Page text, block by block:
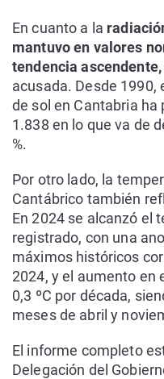
En cuanto a la
mantuvo en valores
tendencia ascendente,
acusada. Desde 1990,
de sol en Cantabria ha
1.838 en lo que va de
%.
Por otro lado, la
Cantábrico también
En 2024 se alcanzó el
registrado, con una
máximos históricos
2024, y el aumento en
0,3 ºC por década,
meses de abril y
El informe completo
Delegación del